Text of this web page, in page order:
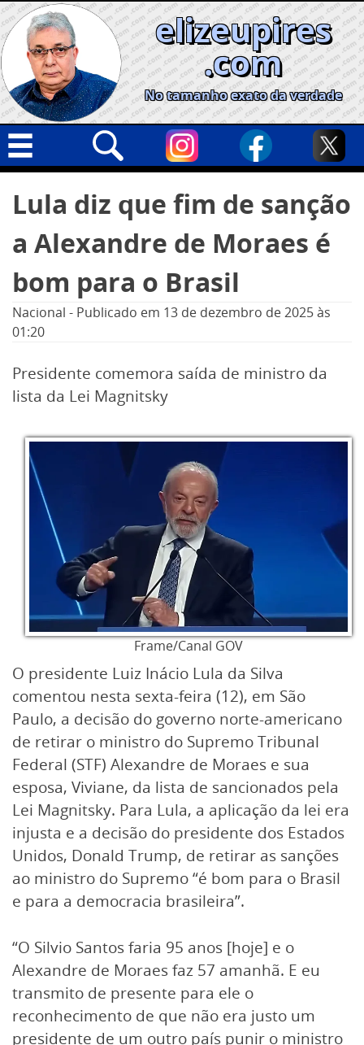
Skip
to
content
elizeupires
.com
No tamanho exato da verdade
Geral
Cidades
Política
Opinião
por:
Lula diz que fim de sanção
a Alexandre de Moraes é
bom para o Brasil
Nacional - Publicado em 13 de dezembro de 2025às
01:20
Presidente comemora saída de ministro da
lista da Lei Magnitsky
Frame/Canal GOV
O presidente Luiz Inácio Lula da Silva
comentou nesta sexta-feira (12), em São
Paulo, a decisão do governo norte-americano
de retirar o ministro do Supremo Tribunal
Federal (STF) Alexandre de Moraes e sua
esposa, Viviane, da lista de sancionados pela
Lei Magnitsky. Para Lula, a aplicação da lei era
injusta e a decisão do presidente dos Estados
Unidos, Donald Trump, de retirar as sanções
ao ministro do Supremo “é bom para o Brasil
e para a democracia brasileira”.
“O Silvio Santos faria 95 anos [hoje] e o
Alexandre de Moraes faz 57 amanhã. E eu
transmito de presente para ele o
reconhecimento de que não era justo um
presidente de um outro país punir o ministro